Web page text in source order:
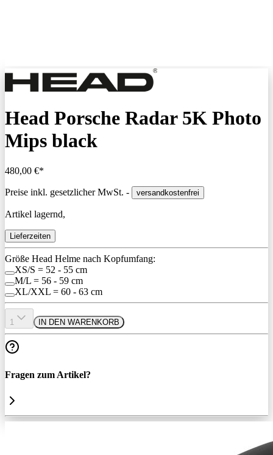
Head Porsche Radar 5K Photo
Mips black
480,00 €*
Preise inkl. gesetzlicher MwSt. - versandkostenfrei
Artikel lagernd,
Lieferzeiten
Größe Head Helme nach Kopfumfang:
XS/S = 52 - 55 cm
M/L = 56 - 59 cm
XL/XXL = 60 - 63 cm
1 IN DEN WARENKORB
Fragen zum Artikel?